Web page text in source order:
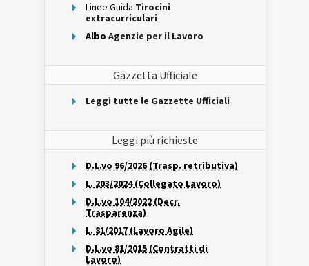
Linee Guida Tirocini
extracurriculari
Albo Agenzie per il Lavoro
Gazzetta Ufficiale
Leggi tutte le Gazzette Ufficiali
Leggi più richieste
D.L.vo 96/2026 (Trasp. retributiva)
L. 203/2024 (Collegato Lavoro)
D.L.vo 104/2022 (Decr.
Trasparenza)
L. 81/2017 (Lavoro Agile)
D.L.vo 81/2015 (Contratti di
Lavoro)